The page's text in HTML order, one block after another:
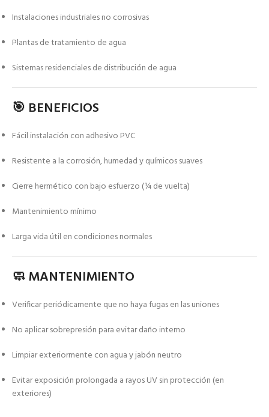
Instalaciones industriales no corrosivas
Plantas de tratamiento de agua
Sistemas residenciales de distribución de agua
🎯 BENEFICIOS
Fácil instalación con adhesivo PVC
Resistente a la corrosión, humedad y químicos suaves
Cierre hermético con bajo esfuerzo (¼ de vuelta)
Mantenimiento mínimo
Larga vida útil en condiciones normales
🧼 MANTENIMIENTO
Verificar periódicamente que no haya fugas en las uniones
No aplicar sobrepresión para evitar daño interno
Limpiar exteriormente con agua y jabón neutro
Evitar exposición prolongada a rayos UV sin protección (en
exteriores)